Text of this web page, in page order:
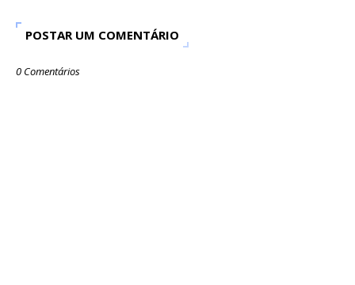
POSTAR UM COMENTÁRIO
0 Comentários